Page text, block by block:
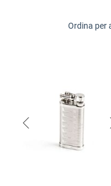
Ordina per